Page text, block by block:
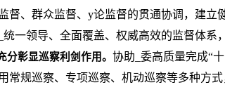
督、群众监督、y论监督的贯通协调，建立
统一领导、全面覆盖、权威高效的监督体系
分彰显巡察利剑作用。 协助_委高质量完成“
常规巡察、专项巡察、机动巡察等多种方